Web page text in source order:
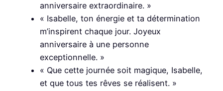
anniversaire extraordinaire. »
« Isabelle, ton énergie et ta détermination
m’inspirent chaque jour. Joyeux
anniversaire à une personne
exceptionnelle. »
« Que cette journée soit magique, Isabelle,
et que tous tes rêves se réalisent. »